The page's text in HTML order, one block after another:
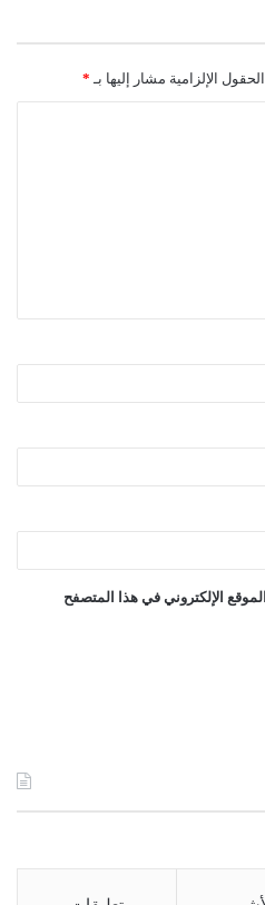
الحقول الإلزامية مشار إليها بـ *
الإلكتروني في هذا المتصفح